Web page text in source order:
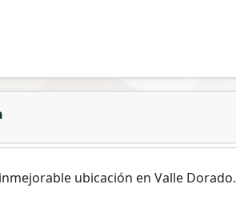
ubicación en Valle Dorado.